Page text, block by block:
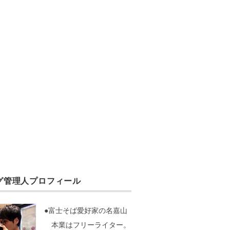
管理人プロフィール
●富士そば愛好家の名嘉山
本業はフリーライター。